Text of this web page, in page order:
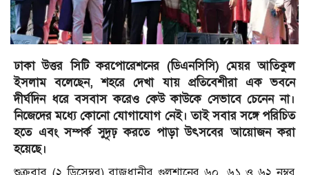
ঢাকা উত্তর সিটি করপোরেশনের (ডিএনসিসি) মেয়র আতিকুল
ইসলাম বলেছেন, শহরে দেখা যায় প্রতিবেশীরা এক ভবনে
দীর্ঘদিন ধরে বসবাস করেও কেউ কাউকে সেভাবে চেনেন না।
নিজেদের মধ্যে কোনো যোগাযোগ নেই। তাই সবার সঙ্গে পরিচিত
হতে এবং সম্পর্ক সুদৃঢ় করতে পাড়া উৎসবের আয়োজন করা
হয়েছে।